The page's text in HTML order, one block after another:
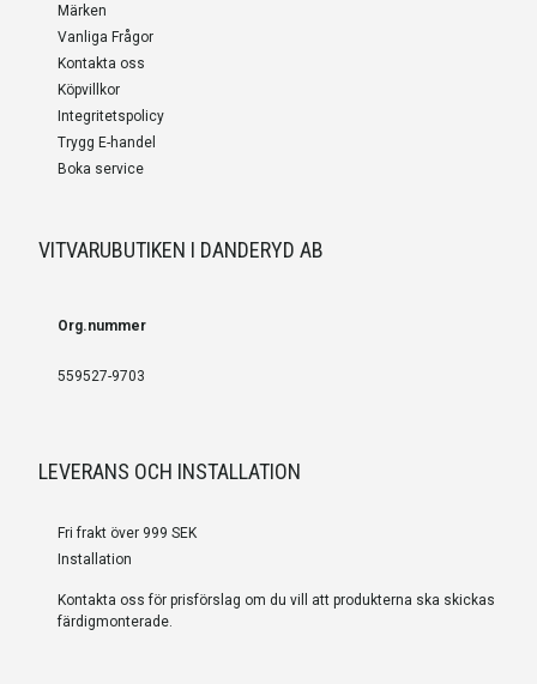
Märken
Vanliga Frågor
Kontakta oss
Köpvillkor
Integritetspolicy
Trygg E-handel
Boka service
VITVARUBUTIKEN I DANDERYD AB
Org.nummer
559527-9703
LEVERANS OCH INSTALLATION
Fri frakt över 999 SEK
Installation
Kontakta oss för prisförslag om du vill att produkterna ska skickas
färdigmonterade.